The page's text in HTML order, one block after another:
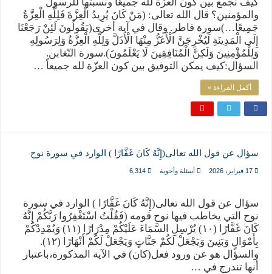
كيف نجمع بين كون العزّة لله جميعًا ونسبتها للرسول
والمؤمنين؟ قال الله تعالى: (مَنْ كَانَ يُرِيدُ الْعِزَّةَ فَلِلَّهِ الْعِزَّةُ
جَمِيعًا…)سورة فاطر. وقال في آية أخرى(يَقُولُونَ لَئِنْ رَجَعْنَا
إِلَى الْمَدِينَةِ لَيُخْرِجَنَّ الْأَعَزُّ مِنْهَا الْأَذَلَّ وَلِلَّهِ الْعِزَّةُ وَلِرَسُولِهِ
وَلِلْمُؤْمِنِينَ وَلَكِنَّ الْمُنَافِقِينَ لَا يَعْلَمُونَ).سورة التّغابن.
السؤال:كيف يمكن التوفيق بين كون العزّة لله جميعاً …
أكمل القراءة »
سؤال عن قول الله تعالى(إِنَّهُ كَانَ غَفَّارًا ) الوارد في سورة نوح
17 فبراير، 2026 أسئلة وأجوبة 6,314
سؤال عن قول الله تعالى(إِنَّهُ كَانَ غَفَّارًا ) الوارد في سورة
نوح التي يخاطب فيها نوح قومه (فَقُلْتُ اسْتَغْفِرُوا رَبَّكُمْ إِنَّهُ
كَانَ غَفَّارًا (١٠) يُرْسِلِ السَّمَاءَ عَلَيْكُمْ مِدْرَارًا (١١) وَيُمْدِدْكُمْ
بِأَمْوَالٍ وَبَنِينَ وَيَجْعَلْ لَكُمْ جَنَّاتٍ وَيَجْعَلْ لَكُمْ أَنْهَارًا (١٢).
والسؤال هو عن ورود فعل(كان) في الآية المذكورة،باعتبار
أنها تندرج في …